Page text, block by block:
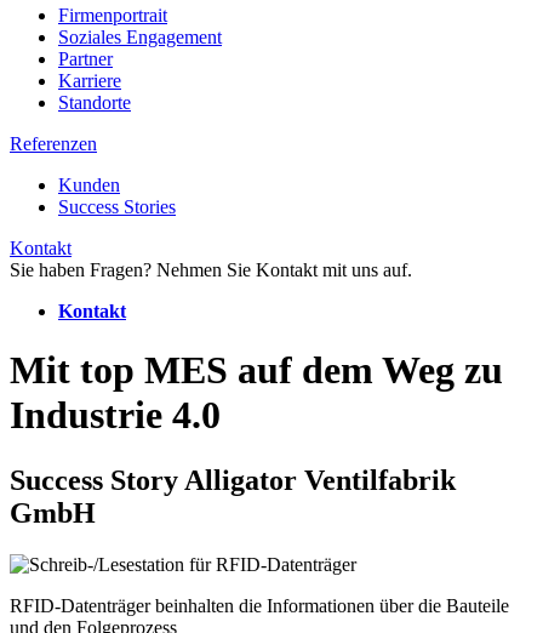
Firmenportrait
Soziales Engagement
Partner
Karriere
Standorte
Referenzen
Kunden
Success Stories
Kontakt
Sie haben Fragen? Nehmen Sie Kontakt mit uns auf.
Kontakt
Mit top MES auf dem Weg zu
Industrie 4.0
Success Story Alligator Ventilfabrik
GmbH
RFID-Datenträger beinhalten die Informationen über die Bauteile
und den Folgeprozess